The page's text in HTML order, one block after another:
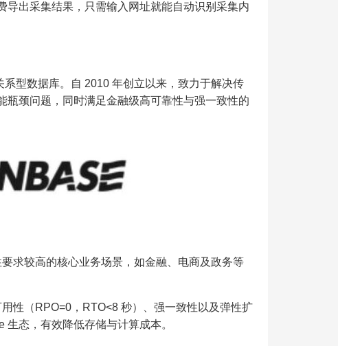
导出采集结果，只需输入网址就能自动识别采集内
型数据库。自 2010 年创立以来，致力于解决传
颈问题，同时满足金融级高可靠性与强一致性的
求较高的核心业务场景，如金融、电商及政务等
性（RPO=0，RTO<8 秒）、强一致性以及弹性扩
态，有效降低存储与计算成本。